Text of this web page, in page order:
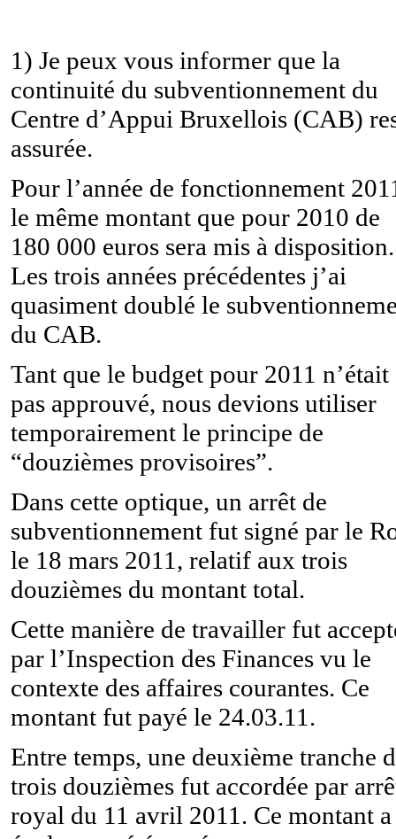
1) Je peux vous informer que la
continuité du subventionnement du
Centre d’Appui Bruxellois (CAB)
assurée.
Pour l’année de fonctionnement
le même montant que pour 2010 de
180 000 euros sera mis à disposition.
Les trois années précédentes j’ai
quasiment doublé le
du CAB.
Tant que le budget pour 2011 n’était
pas approuvé, nous devions utiliser
temporairement le principe de
“douzièmes provisoires”.
Dans cette optique, un arrêt de
subventionnement fut signé par le
le 18 mars 2011, relatif aux trois
douzièmes du montant total.
Cette manière de travailler fut
par l’Inspection des Finances vu le
contexte des affaires courantes. Ce
montant fut payé le 24.03.11.
Entre temps, une deuxième tranche
trois douzièmes fut accordée par
royal du 11 avril 2011. Ce montant a